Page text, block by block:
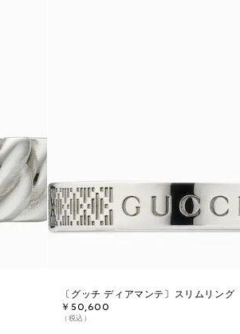
〔グッチ ディアマンテ〕スリムリング
￥50,600
（税込）